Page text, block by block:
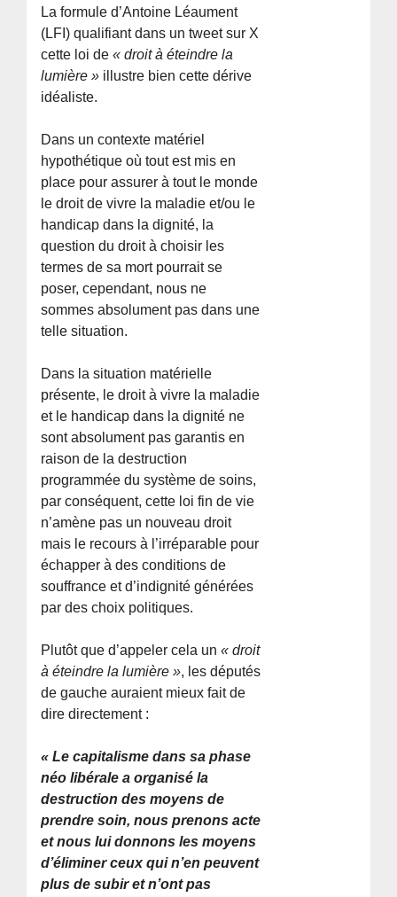
La formule d’Antoine Léaument
(LFI) qualifiant dans un tweet sur X
cette loi de« droit à éteindre la
lumière » illustre bien cette dérive
idéaliste.
Dans un contexte matériel
hypothétique où tout est mis en
place pour assurer à tout le monde
le droit de vivre la maladie et/ou le
handicap dans la dignité, la
question du droit à choisir les
termes de sa mort pourrait se
poser, cependant, nous ne
sommes absolument pas dans une
telle situation.
Dans la situation matérielle
présente, le droit à vivre la maladie
et le handicap dans la dignité ne
sont absolument pas garantis en
raison de la destruction
programmée du système de soins,
par conséquent, cette loi fin de vie
n’amène pas un nouveau droit
mais le recours à l’irréparable pour
échapper à des conditions de
souffrance et d’indignité générées
par des choix politiques.
Plutôt que d’appeler cela un« droit
à éteindre la lumière », les députés
de gauche auraient mieux fait de
dire directement :
« Le capitalisme dans sa phase
néo libérale a organisé la
destruction des moyens de
prendre soin, nous prenons acte
et nous lui donnons les moyens
d’éliminer ceux qui n’en peuvent
plus de subir et n’ont pas